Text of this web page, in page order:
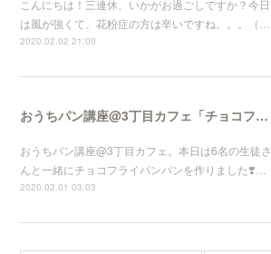
こんにちは！三連休、いかがお過ごしですか？今日
は風が強くて、花粉症の方は辛いですね。。。（…
2020.02.02 21:00
おうちパン講座@3丁目カフェ「チョコフライパンパン」
おうちパン講座@3丁目カフェ。本日は6名の生徒さ
んと一緒にチョコフライパンパンを作りました❣️…
2020.02.01 03:03